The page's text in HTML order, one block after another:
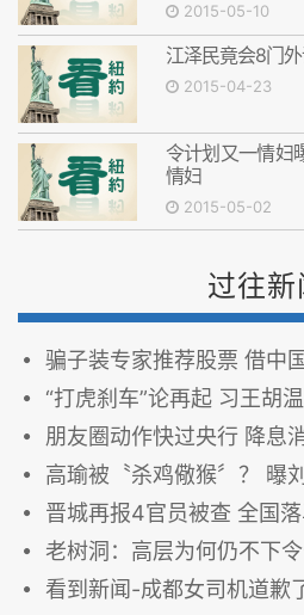
2015-05-10
江泽民竟会8门
2015-04-23
令计划又一情妇
情妇
2015-05-02
过往新
骗子装专家推荐股票 借中
“打虎刹车”论再起 习王胡
朋友圈动作快过央行 降息
高瑜被〝杀鸡儆猴〞？ 曝
晋城再报4官员被查 全国
老树洞：高层为何仍不下
看到新闻-成都女司机道歉